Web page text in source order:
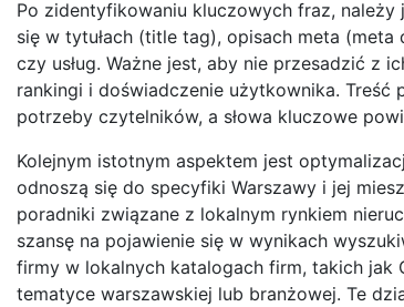
Po zidentyfikowaniu kluczowych fraz,
się w tytułach (title tag), opisach meta
czy usług. Ważne jest, aby nie przesadzić z
rankingi i doświadczenie użytkownika.
potrzeby czytelników, a słowa kluczowe
Kolejnym istotnym aspektem jest
odnoszą się do specyfiki Warszawy i jej
poradniki związane z lokalnym rynkiem
szansę na pojawienie się w wynikach
firmy w lokalnych katalogach firm, takich jak
tematyce warszawskiej lub branżowej. Te